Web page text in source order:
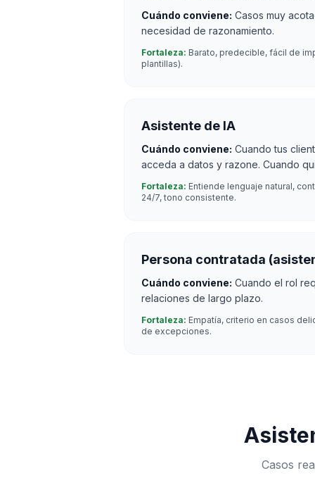
Cuándo conviene: Casos muy
necesidad de razonamiento.
Fortaleza: Barato, predecible, fácil de
plantillas).
Asistente de IA
Cuándo conviene: Cuando tus
acceda a datos y razone. Cuando
Fortaleza: Entiende lenguaje natural,
24/7, tono consistente.
Persona contratada
Cuándo conviene: Cuando el rol
relaciones de largo plazo.
Fortaleza: Empatía, criterio en casos
de excepciones.
Casos